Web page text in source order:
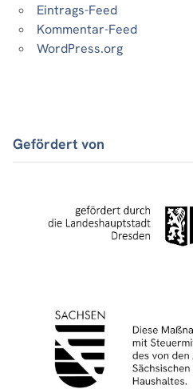
Eintrags-Feed
Kommentar-Feed
WordPress.org
Gefördert von